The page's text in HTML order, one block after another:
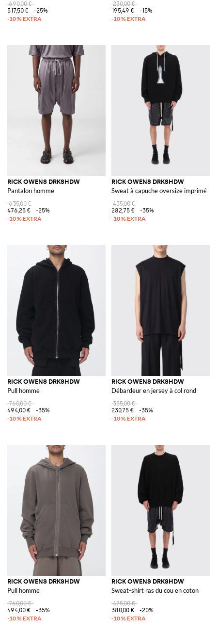
690,00 €
517,50 €
-25%
230,00 €
195,49 €
-15%
RICK OWENS DRKSHDW
Pantalon homme
635,00 €
476,25 €
-25%
RICK OWENS DRKSHDW
Sweat à capuche oversize imprimé
435,00 €
282,75 €
-35%
RICK OWENS DRKSHDW
Pull homme
760,00 €
494,00 €
-35%
RICK OWENS DRKSHDW
Débardeur en jersey à col rond
355,00 €
230,75 €
-35%
RICK OWENS DRKSHDW
Pull homme
760,00 €
494,00 €
-35%
RICK OWENS DRKSHDW
Sweat-shirt ras du cou en coton
475,00 €
380,00 €
-20%